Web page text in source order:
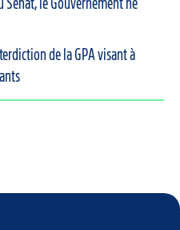
Sénat, le Gouvernement ne
de la GPA visant à